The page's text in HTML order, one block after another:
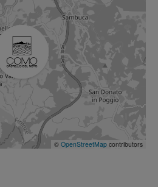
© OpenStreetMap contributors